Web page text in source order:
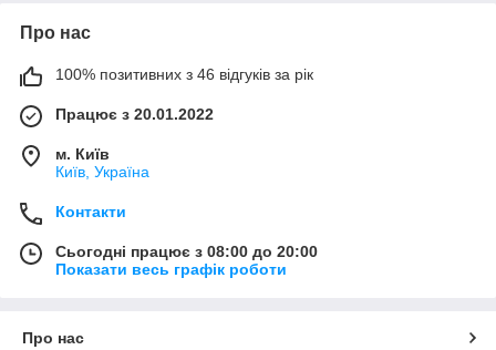
Про нас
100% позитивних з 46 відгуків за рік
Працює з 20.01.2022
м. Київ
Київ, Україна
Контакти
Сьогодні працює з 08:00 до 20:00
Показати весь графік роботи
Про нас